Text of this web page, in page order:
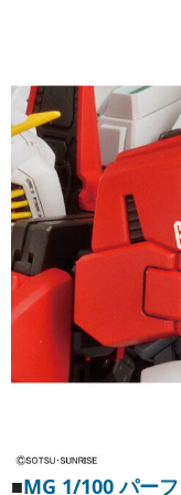
■MG 1/100 パー